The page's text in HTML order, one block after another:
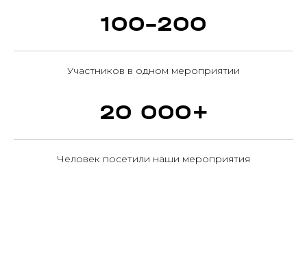
100-200
Участников в одном мероприятии
20 000+
Человек посетили наши мероприятия